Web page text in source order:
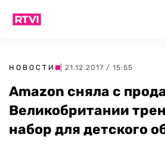
НОВОСТИ | 21.12.2017 / 15:55
Amazon сняла с
Великобритании
набор для детского